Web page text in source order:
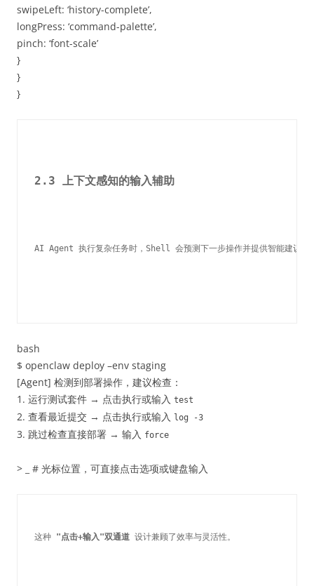
swipeLeft: ‘history-complete’,
longPress: ‘command-palette’,
pinch: ‘font-scale’
}
}
}
2.3 上下文感知的输入辅助
AI Agent 执行复杂任务时，Shell 会预测下一步操作并提供智能建议：
bash
$ openclaw deploy –env staging
[Agent] 检测到部署操作，建议检查：
1. 运行测试套件 → 点击执行或输入 test
2. 查看最近提交 → 点击执行或输入 log -3
3. 跳过检查直接部署 → 输入 force
> _ # 光标位置，可直接点击选项或键盘输入
这种 "点击+输入"双通道 设计兼顾了效率与灵活性。